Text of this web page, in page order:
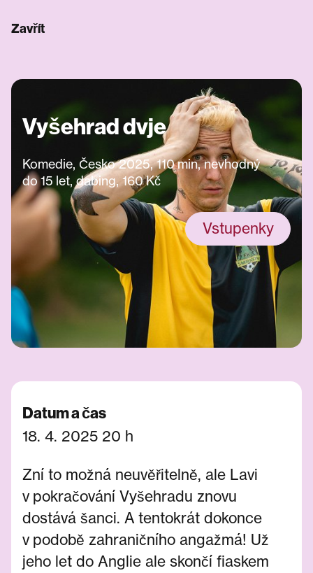
Zavřít
Vyšehrad dvje
Komedie, Česko 2025, 110 min, nevhodný
do 15 let, dabing, 160 Kč
Vstupenky
Datum a čas
18. 4. 2025 20 h
Zní to možná neuvěřitelně, ale Lavi
v pokračování Vyšehradu znovu
dostává šanci. A tentokrát dokonce
v podobě zahraničního angažmá! Už
jeho let do Anglie ale skončí fiaskem